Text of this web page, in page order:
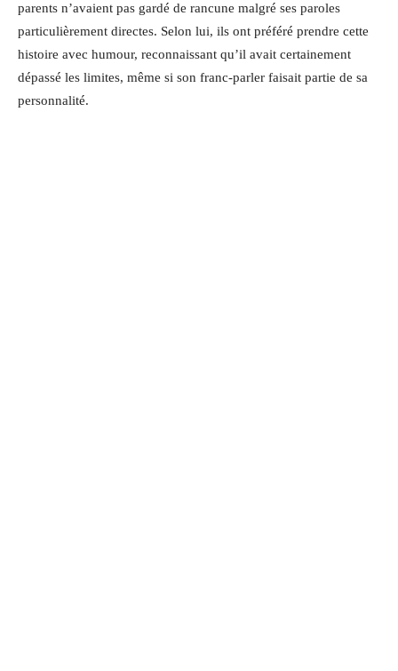
parents n’avaient pas gardé de rancune malgré ses paroles
particulièrement directes. Selon lui, ils ont préféré prendre cette
histoire avec humour, reconnaissant qu’il avait certainement
dépassé les limites, même si son franc-parler faisait partie de sa
personnalité.